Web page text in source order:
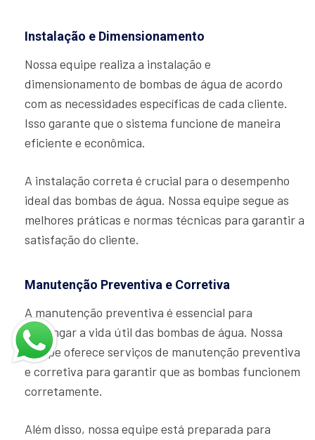
Instalação e Dimensionamento
Nossa equipe realiza a instalação e
dimensionamento de bombas de água de acordo
com as necessidades específicas de cada cliente.
Isso garante que o sistema funcione de maneira
eficiente e econômica.
A instalação correta é crucial para o desempenho
ideal das bombas de água. Nossa equipe segue as
melhores práticas e normas técnicas para garantir a
satisfação do cliente.
Manutenção Preventiva e Corretiva
A manutenção preventiva é essencial para
prolongar a vida útil das bombas de água. Nossa
equipe oferece serviços de manutenção preventiva
e corretiva para garantir que as bombas funcionem
corretamente.
Além disso, nossa equipe está preparada para